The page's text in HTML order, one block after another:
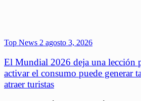
Top News 2 agosto 3, 2026
El Mundial 2026 deja una lección
activar el consumo puede generar
atraer turistas